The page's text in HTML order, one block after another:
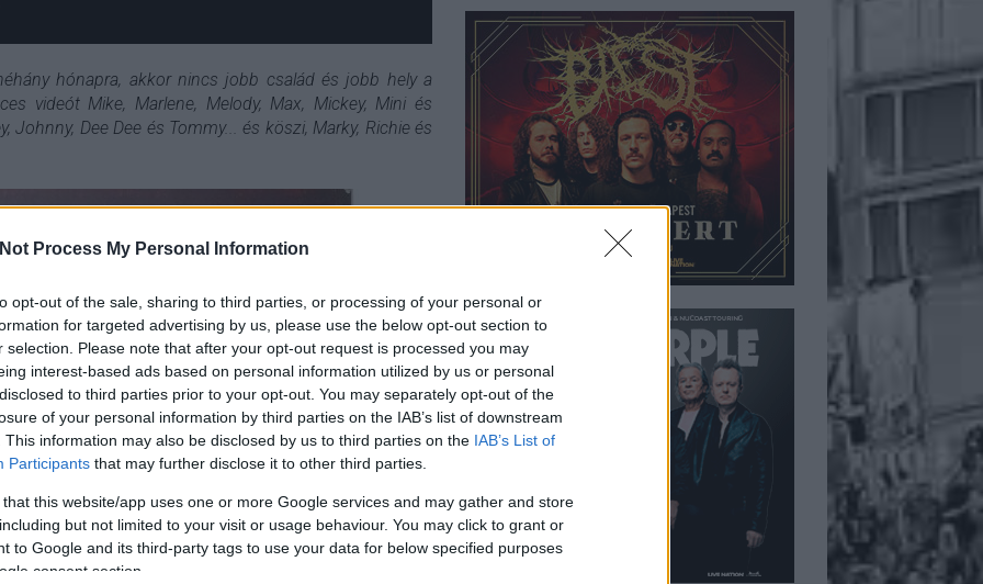
Process My Personal Information
opt-out of the sale, sharing to third parties, or processing of your personal or
for targeted advertising by us, please use the below opt-out section to
selection. Please note that after your opt-out request is processed you may
interest-based ads based on personal information utilized by us or personal
to third parties prior to your opt-out. You may separately opt-out of the
of your personal information by third parties on the IAB’s list of downstream
This information may also be disclosed by us to third parties on the IAB’s List of
Participants that may further disclose it to other third parties.
that this website/app uses one or more Google services and may gather and store
but not limited to your visit or usage behaviour. You may click to grant or
to Google and its third-party tags to use your data for below specified purposes
consent section.
hónapra, akkor nincs jobb család és jobb hely a
videót Mike, Marlene, Melody, Max, Mickey, Mini és
Johnny, Dee Dee és Tommy... és köszi, Marky, Richie és